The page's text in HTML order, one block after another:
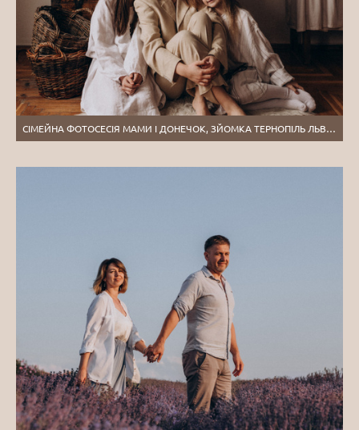
СІМЕЙНА ФОТОСЕСІЯ МАМИ І ДОНЕЧОК, ЗЙОМКА ТЕРНОПІЛЬ ЛЬВІВ ЕТНОСТИЛЬ